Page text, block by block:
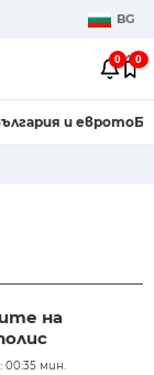
BG
0 0
и еврото
на
00:35 мин.